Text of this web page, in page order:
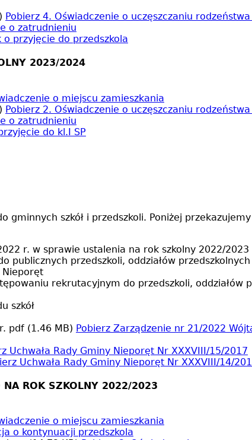
Pobierz 4. Oświadczenie o uczęszczaniu
o zatrudnieniu
o przyjęcie do przedszkola
2023/2024
o miejscu zamieszkania
Pobierz 2. Oświadczenie o uczęszczaniu
o zatrudnieniu
do kl.I SP
szkół i przedszkoli. Poniżej
r. w sprawie ustalenia na rok szkolny 2022/
przedszkoli, oddziałów
Nieporęt
rekrutacyjnym do przedszkoli, oddziałów
szkół
pdf (1.46 MB) Pobierz Zarządzenie nr 21/2022
Uchwała Rady Gminy Nieporęt Nr XXXVIII/15/2017
Uchwała Rady Gminy Nieporęt Nr XXXVIII/14/
NA ROK SZKOLNY 2022/2023
o miejscu zamieszkania
o kontynuacji przedszkola